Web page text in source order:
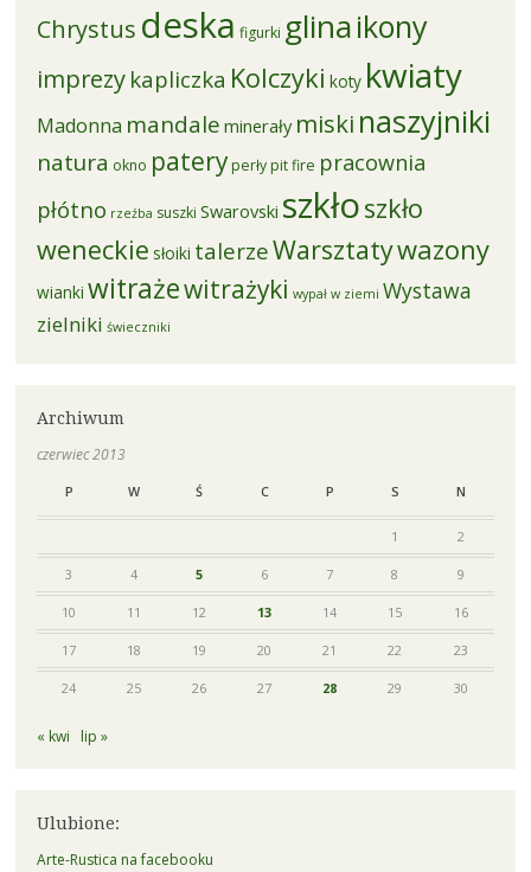
Chrystus deska figurki glinaikony
imprezy kapliczka Kolczyki koty kwiaty
Madonna mandale minerały miski naszyjniki
natura okno pateryperłypit fire pracownia
płótno rzeźba suszki Swarovski szkłoszkło
weneckie słoiki talerzeWarsztatywazony
wianki witrażewitrażyki wypał w ziemi Wystawa
zielniki świeczniki
Archiwum
czerwiec 2013
P W Ś C P S N
1 2
3 4 5 6 7 8 9
10 11 12 13 14 15 16
17 18 19 20 21 22 23
24 25 26 27 28 29 30
« kwi lip »
Ulubione:
Arte-Rustica na facebooku